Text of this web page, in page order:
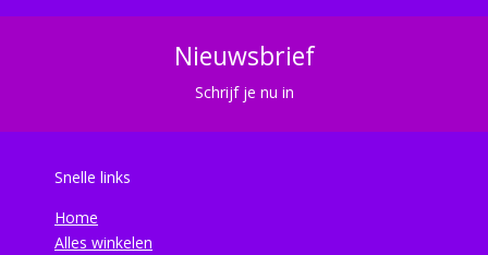
Nieuwsbrief
Schrijf je nu in
Snelle links
Home
Alles winkelen